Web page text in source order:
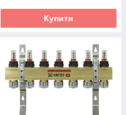
Купити